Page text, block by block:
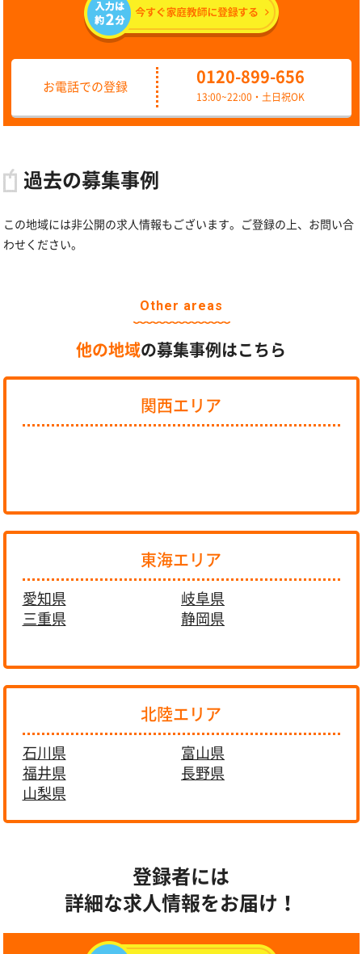
お電話での登録
0120-899-656
13:00~22:00・土日祝OK
過去の募集事例
この地域には非公開の求人情報もございます。ご登録の上、お問い合
わせください。
Other areas
他の地域の募集事例はこちら
関西エリア
東海エリア
愛知県
岐阜県
三重県
静岡県
北陸エリア
石川県
富山県
福井県
長野県
山梨県
登録者には
詳細な求人情報をお届け！